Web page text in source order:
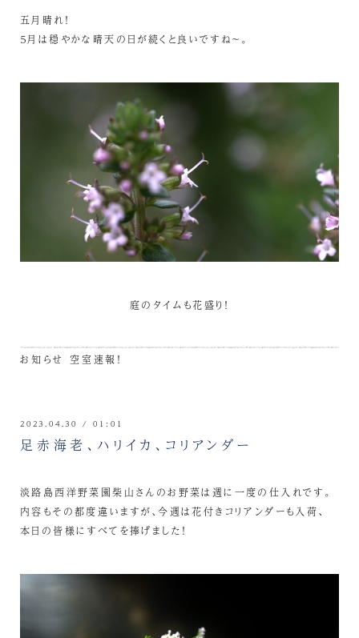
五月晴れ！
５月は穏やかな晴天の日が続くと良いですね～。
庭のタイムも花盛り！
お知らせ 空室速報！
2023.04.30 / 01:01
足赤海老、ハリイカ、コリアンダー
淡路島西洋野菜園柴山さんのお野菜は週に一度の仕入れです。
内容もその都度違いますが、今週は花付きコリアンダーも入荷、
本日の皆様にすべてを捧げました！